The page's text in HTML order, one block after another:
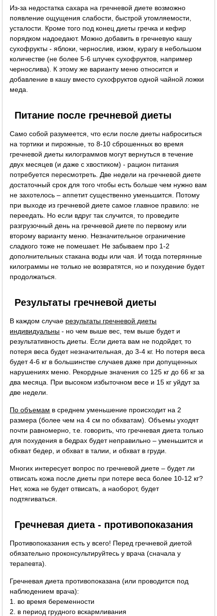
Из-за недостатка сахара на гречневой диете возможно
появление ощущения слабости, быстрой утомляемости,
усталости. Кроме того под конец диеты гречка и кефир
порядком надоедают. Можно добавить в гречневую кашу
сухофрукты - яблоки, чернослив, изюм, курагу в небольшом
количестве (не более 5-6 штучек сухофруктов, например
чернослива). К этому же варианту меню относится и
добавление в кашу вместо сухофруктов одной чайной ложки
меда.
Питание после гречневой диеты
Само собой разумеется, что если после диеты наброситься
на тортики и пирожные, то 8-10 сброшенных во время
гречневой диеты килограммов могут вернуться в течение
двух месяцев (и даже с хвостиком) - рацион питания
потребуется пересмотреть. Две недели на гречневой диете
достаточный срок для того чтобы есть больше чем нужно вам
не захотелось – аппетит существенно уменьшится. Потому
при выходе из гречневой диете самое главное правило: не
переедать. Но если вдруг так случится, то проведите
разгрузочный день на гречневой диете по первому или
второму варианту меню. Незначительное ограничение
сладкого тоже не помешает. Не забываем про 1-2
дополнительных стакана воды или чая. И тогда потерянные
килограммы не только не возвратятся, но и похудение будет
продолжаться.
Результаты гречневой диеты
В каждом случае результаты гречневой диеты
индивидуальны - но чем выше вес, тем выше будет и
результативность диеты. Если диета вам не подойдет, то
потеря веса будет незначительная, до 3-4 кг. Но потеря веса
будет 4-6 кг в большинстве случаев даже при допущенных
нарушениях меню. Рекордные значения со 125 кг до 66 кг за
два месяца. При высоком избыточном весе и 15 кг уйдут за
две недели.
По объемам в среднем уменьшение происходит на 2
размера (более чем на 4 см по обхватам). Объемы уходят
почти равномерно, т.е. говорить, что гречневая диета только
для похудения в бедрах будет неправильно – уменьшится и
обхват бедер, и обхват в талии, и обхват в груди.
Многих интересует вопрос по гречневой диете – будет ли
отвисать кожа после диеты при потере веса более 10-12 кг?
Нет, кожа не будет отвисать, а наоборот, будет
подтягиваться.
Гречневая диета - противопоказания
Противопоказания есть у всего! Перед гречневой диетой
обязательно проконсультируйтесь у врача (сначала у
терапевта).
Гречневая диета противопоказана (или проводится под
наблюдением врача):
1. во время беременности
2. в период грудного вскармливания